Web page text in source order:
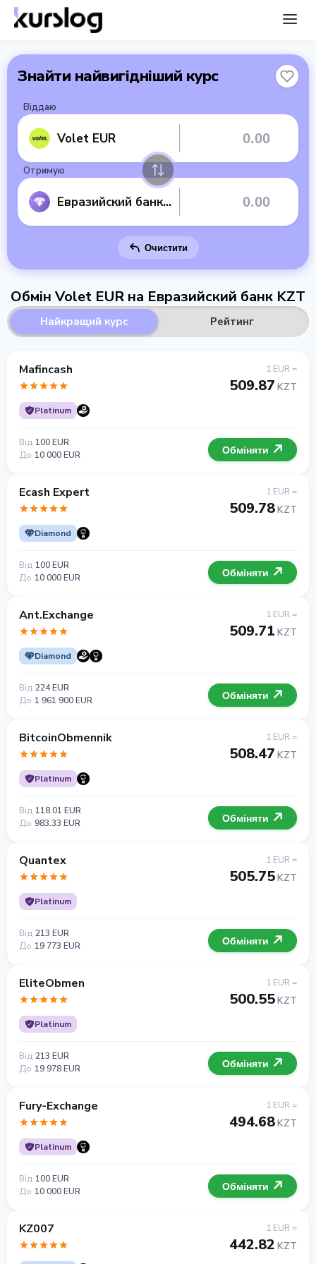
Знайти найвигідніший курс
Віддаю
Volet EUR
Отримую
Евразийский банк KZT
Очистити
Обмін Volet EUR на Евразийский банк KZT
Найкращий курс Рейтинг
Mafincash
Platinum
1 EUR =
509.87 KZT
Від 100 EUR
До 10 000 EUR Обміняти
Ecash Expert
Diamond
1 EUR =
509.78KZT
Від 100 EUR
До 10 000 EUR Обміняти
Ant.Exchange
Diamond
1 EUR =
509.71 KZT
Від 224 EUR
До 1 961 900 EUR Обміняти
BitcoinObmennik
Platinum
1 EUR =
508.47 KZT
Від 118.01 EUR
До 983.33 EUR Обміняти
Quantex
Platinum
1 EUR =
505.75KZT
Від 213 EUR
До 19 773 EUR Обміняти
EliteObmen
Platinum
1 EUR =
500.55KZT
Від 213 EUR
До 19 978 EUR Обміняти
Fury-Exchange
Platinum
1 EUR =
494.68KZT
Від 100 EUR
До 10 000 EUR Обміняти
KZ007 1 EUR =
442.82 KZT